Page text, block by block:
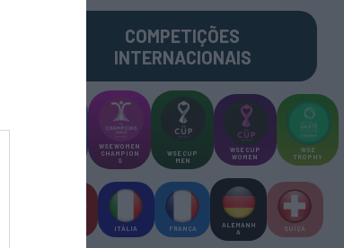
COMPETIÇÕES
INTERNACIONAIS
WSE WOMEN
CHAMPION
S
WSE CUP
MEN
WSE CUP
WOMEN
WSE
TROPHY
ITÁLIA FRANÇA
ALEMANH
A
SUÍÇA